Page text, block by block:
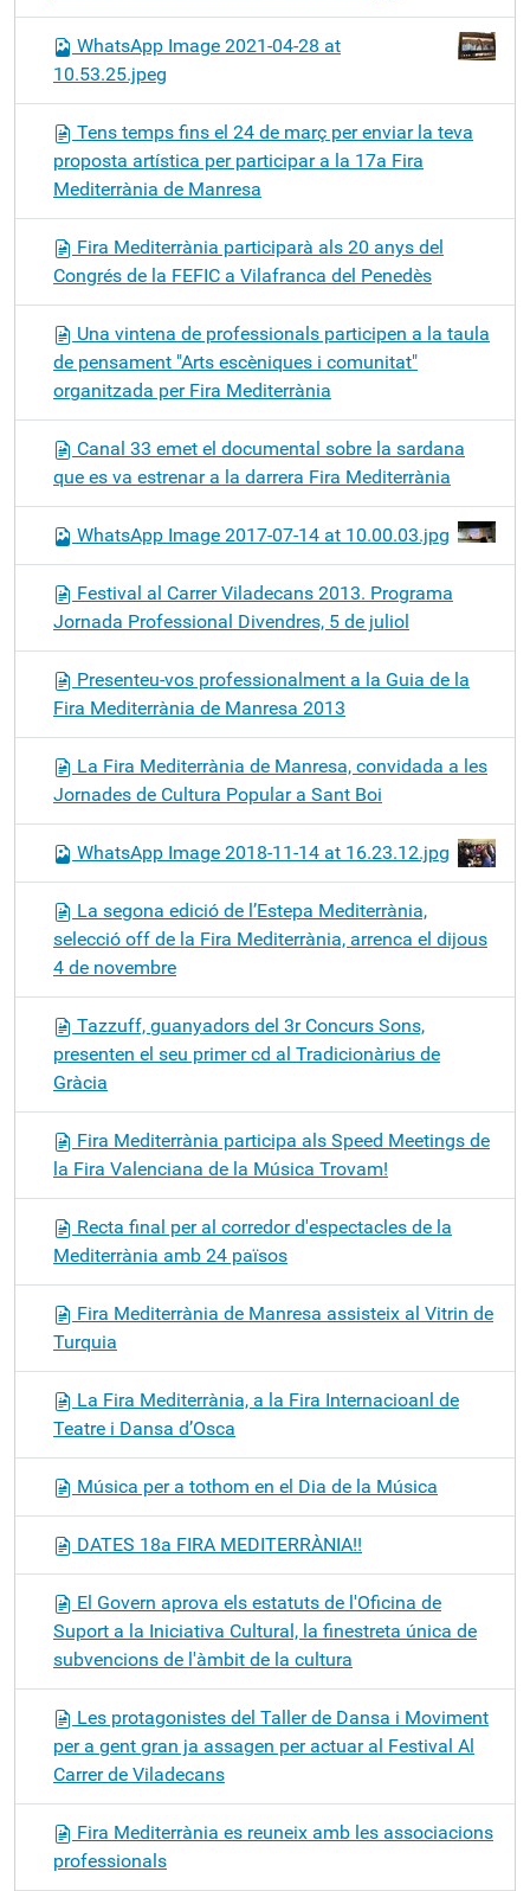
WhatsApp Image 2021-04-28 at
10.53.25.jpeg
Tens temps fins el 24 de març per enviar la teva
proposta artística per participar a la 17a Fira
Mediterrània de Manresa
Fira Mediterrània participarà als 20 anys del
Congrés de la FEFIC a Vilafranca del Penedès
Una vintena de professionals participen a la taula
de pensament "Arts escèniques i comunitat"
organitzada per Fira Mediterrània
Canal 33 emet el documental sobre la sardana
que es va estrenar a la darrera Fira Mediterrània
WhatsApp Image 2017-07-14 at 10.00.03.jpg
Festival al Carrer Viladecans 2013. Programa
Jornada Professional Divendres, 5 de juliol
Presenteu-vos professionalment a la Guia de la
Fira Mediterrània de Manresa 2013
La Fira Mediterrània de Manresa, convidada a les
Jornades de Cultura Popular a Sant Boi
WhatsApp Image 2018-11-14 at 16.23.12.jpg
La segona edició de l’Estepa Mediterrània,
selecció off de la Fira Mediterrània, arrenca el dijous
4 de novembre
Tazzuff, guanyadors del 3r Concurs Sons,
presenten el seu primer cd al Tradicionàrius de
Gràcia
Fira Mediterrània participa als Speed Meetings de
la Fira Valenciana de la Música Trovam!
Recta final per al corredor d'espectacles de la
Mediterrània amb 24 països
Fira Mediterrània de Manresa assisteix al Vitrin de
Turquia
La Fira Mediterrània, a la Fira Internacioanl de
Teatre i Dansa d’Osca
Música per a tothom en el Dia de la Música
DATES 18a FIRA MEDITERRÀNIA!!
El Govern aprova els estatuts de l'Oficina de
Suport a la Iniciativa Cultural, la finestreta única de
subvencions de l'àmbit de la cultura
Les protagonistes del Taller de Dansa i Moviment
per a gent gran ja assagen per actuar al Festival Al
Carrer de Viladecans
Fira Mediterrània es reuneix amb les associacions
professionals